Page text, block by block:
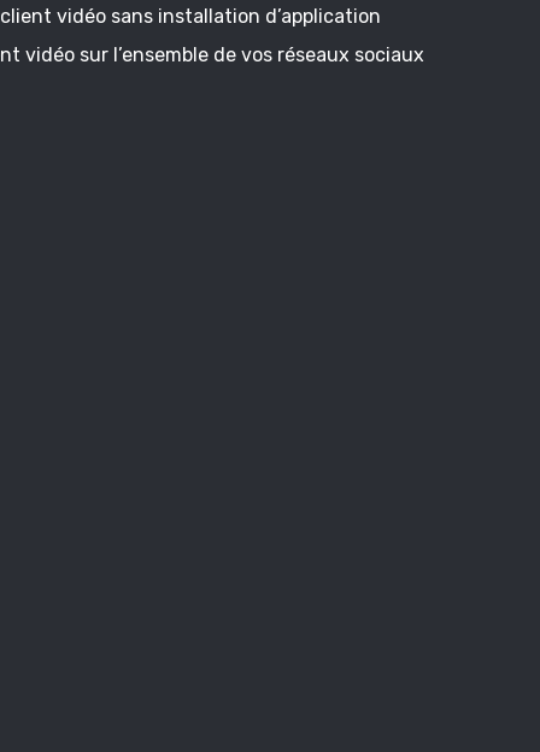
vidéo sans installation d’application
vidéo sur l’ensemble de vos réseaux sociaux